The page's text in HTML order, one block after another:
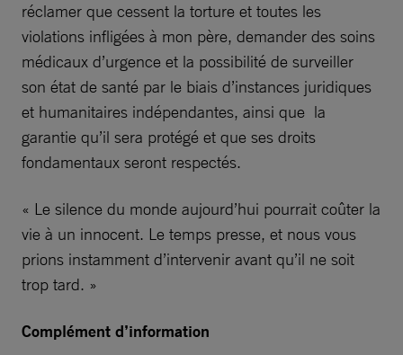
réclamer que cessent la torture et toutes les
violations infligées à mon père, demander des soins
médicaux d’urgence et la possibilité de surveiller
son état de santé par le biais d’instances juridiques
et humanitaires indépendantes, ainsi que la
garantie qu’il sera protégé et que ses droits
fondamentaux seront respectés.
« Le silence du monde aujourd’hui pourrait coûter la
vie à un innocent. Le temps presse, et nous vous
prions instamment d’intervenir avant qu’il ne soit
trop tard. »
Complément d’information